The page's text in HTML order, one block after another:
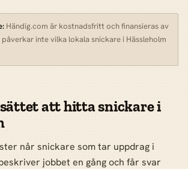
Händig.com är kostnadsfritt och finansieras av
inte vilka lokala snickare i Hässleholm
att hitta snickare i
når snickare som tar uppdrag i
jobbet en gång och får svar